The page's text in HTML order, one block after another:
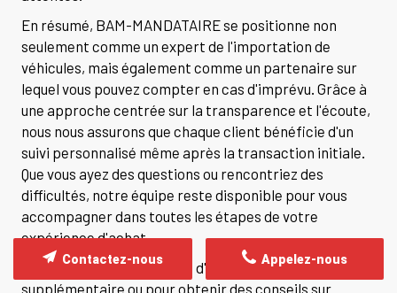
En résumé, BAM-MANDATAIRE se positionne non
seulement comme un expert de l'importation de
véhicules, mais également comme un partenaire sur
lequel vous pouvez compter en cas d'imprévu. Grâce à
une approche centrée sur la transparence et l'écoute,
nous nous assurons que chaque client bénéficie d'un
suivi personnalisé même après la transaction initiale.
Que vous ayez des questions ou rencontriez des
difficultés, notre équipe reste disponible pour vous
accompagner dans toutes les étapes de votre
expérience d'achat.
Enfin, pour toute demande d'information
supplémentaire ou pour obtenir des conseils sur
Appelez-nous
Contactez-nous